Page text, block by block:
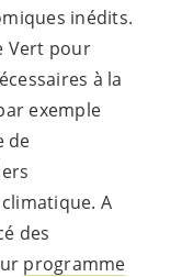
inédits.
Vert pour
à la
exemple
de
A
des
programme